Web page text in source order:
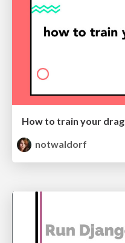
How to train your
notwaldorf